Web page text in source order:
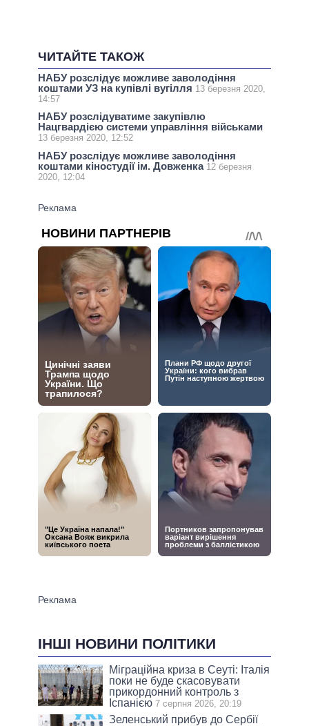
ЧИТАЙТЕ ТАКОЖ
НАБУ розслідує можливе заволодіння
коштами УЗ на купівлі вугілля 13 березня 2020,
14:57
НАБУ розслідуватиме закупівлю
Нацгвардією системи управління військами
13 березня 2020, 12:52
НАБУ розслідує можливе заволодіння
коштами кіностудії ім. Довженка 12 березня
2020, 12:04
ІНШІ НОВИНИ ПОЛІТИКИ
Міграційна криза в Сеуті: Італія
поки не буде скасовувати
прикордонний контроль з
Іспанією 7 серпня 2026, 20:19
Зеленський прибув до Сербії